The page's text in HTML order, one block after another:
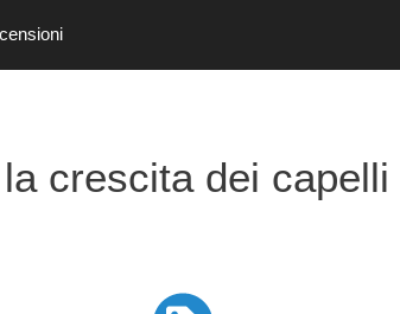
crescita dei capelli